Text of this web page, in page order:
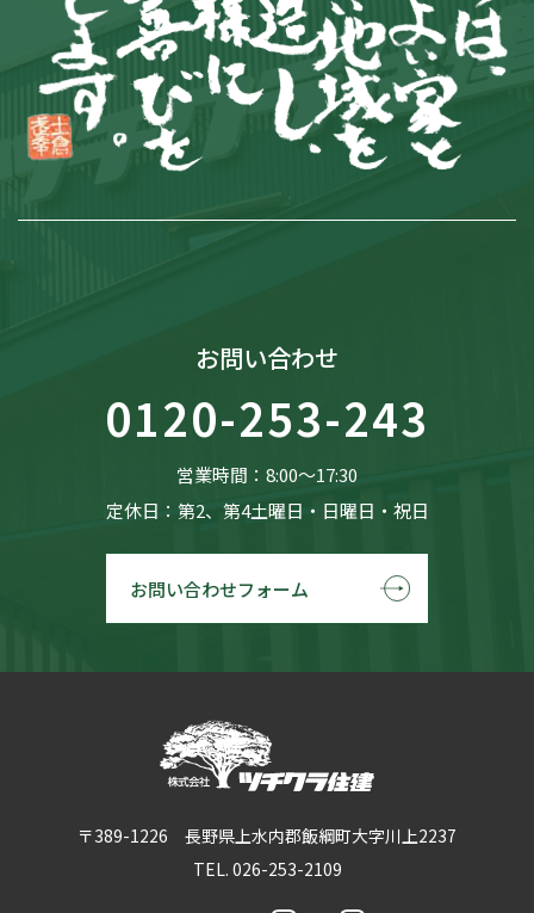
お問い合わせ
0120-253-243
営業時間：8:00〜17:30
定休日：第2、第4土曜日・日曜日・祝日
お問い合わせフォーム
〒389-1226 長野県上水内郡飯綱町大字川上2237
TEL. 026-253-2109